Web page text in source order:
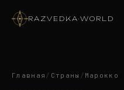
RAZVEDKA·WORLD
Главная / Страны / Марокко